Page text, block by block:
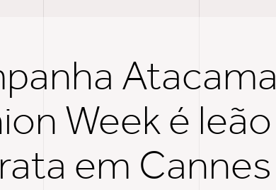
Atacama
Week é leão
em Cannes